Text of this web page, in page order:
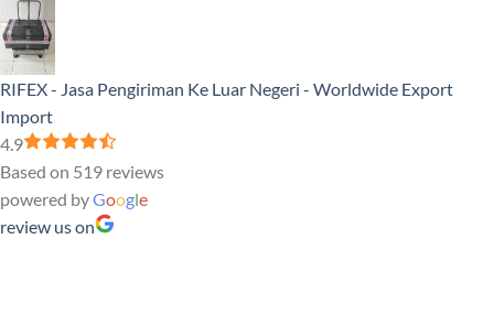
RIFEX - Jasa Pengiriman Ke Luar Negeri - Worldwide Export
Import
4.9
Based on 519 reviews
powered byGoogle
review us on